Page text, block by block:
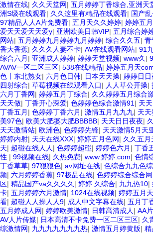
激情在线| 久久天堂网| 五月婷婷丁香综合,亚洲天
洲S级在线观看| 久久这里有精品在线观看| 国产
97精品人人A片免费看| 五月天久久婷婷| 婷婷五
爱天天爱天天爱y| 亚洲欧美日韩VIP| 五月综合婷
网站| 五月婷婷九月婷婷九月婷婷| 综合久久五| 青
香大香蕉| 久久久人妻不卡| AV在线观看网站| 91
综合六月 | 亚洲成人婷婷| 婷婷天堂视频| www久 |
AVAV一区二区三区| 538在线精品| 婷婷五月天
色丨东北熟女| 六月色日韩| 日本天天操| 婷婷日日
四射综合| 草莓视频在线观看入口| 人人草公开操|
六月丁香网| 婷婷五月丁综合| 久久婷婷五月综合
天天做| 丁香开心深爱| 色婷婷色综合激情91 | 天
丁香五月 | 色婷婷丁香六月 | 激情五月九九九| 天
美97色| 欧美大肥婆大肥BBBBB| 天天日日夜夜|
天天激情站| 欧洲色| 色婷婷先锋| 天天激情5月天
婷婷内射| 天天在线XXX| 婷婷五月色网| 久久五
天| 超碰在线人人 | 色婷婷超碰| 婷婷色六月 | 丁香
性 | 99视频在线| 久热免费| www.婷婷.com| 色情
丁香草草| 97狠狠色| av网址在线| 色综合九九色
频| 六月婷婷香蕉| 97极品在线| 色婷婷综合综合网
区| 精品国产va久久久久 | 婷婷 久综合| 九九热10|
卡| 五月婷婷六月激情| 1024在线视频| 婷婷五月
看| 超碰人人操人人9| 成人中文字幕在线| 五月丁
五月婷成人网| 婷婷欧美激情| 日韩高清成人 | AA
AV人片传媒| 日本高清不卡免费一区二区三区| 久
综激情网| 九九九九九九九热| 激情五月婷黄版| 精